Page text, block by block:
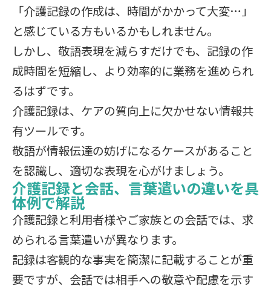
「介護記録の作成は、時間がかかって大変…」
と感じている方もいるかもしれません。
しかし、敬語表現を減らすだけでも、記録の作
成時間を短縮し、より効率的に業務を進められ
るはずです。
介護記録は、ケアの質向上に欠かせない情報共
有ツールです。
敬語が情報伝達の妨げになるケースがあること
を認識し、適切な表現を心がけましょう。
介護記録と会話、言葉遣いの違いを具
体例で解説
介護記録と利用者様やご家族との会話では、求
められる言葉遣いが異なります。
記録は客観的な事実を簡潔に記載することが重
要ですが、会話では相手への敬意や配慮を示す